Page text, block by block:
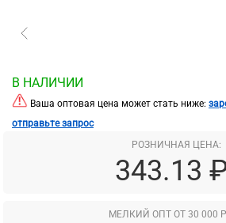
В НАЛИЧИИ
Ваша оптовая цена может стать ниже:
отправьте запрос
РОЗНИЧНАЯ ЦЕНА:
343.13
МЕЛКИЙ ОПТ ОТ 30 000